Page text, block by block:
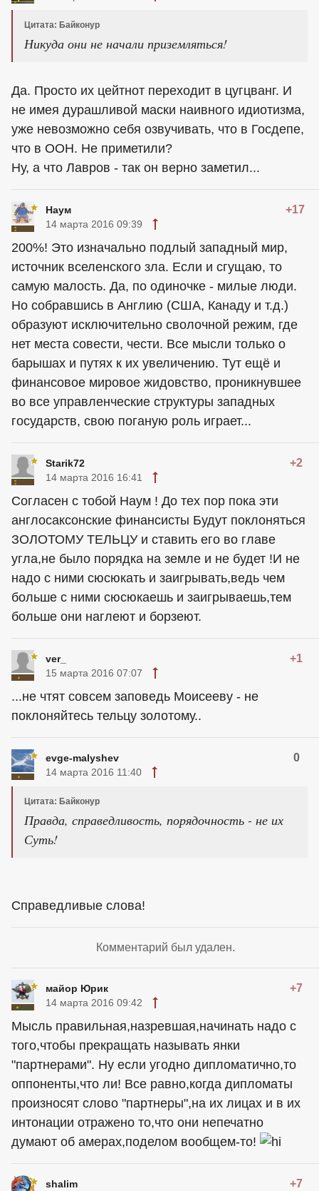
Цитата: Байконур
Никуда они не начали приземляться!
Да. Просто их цейтнот переходит в цугцванг. И
не имея дурашливой маски наивного идиотизма,
уже невозможно себя озвучивать, что в Госдепе,
что в ООН. Не приметили?
Ну, а что Лавров - так он верно заметил...
Наум +17
14 марта 2016 09:39
200%! Это изначально подлый западный мир,
источник вселенского зла. Если и сгущаю, то
самую малость. Да, по одиночке - милые люди.
Но собравшись в Англию (США, Канаду и т.д.)
образуют исключительно сволочной режим, где
нет места совести, чести. Все мысли только о
барышах и путях к их увеличению. Тут ещё и
финансовое мировое жидовство, проникнувшее
во все управленческие структуры западных
государств, свою поганую роль играет...
Starik72 +2
14 марта 2016 16:41
Согласен с тобой Наум ! До тех пор пока эти
англосаксонские финансисты Будут поклоняться
ЗОЛОТОМУ ТЕЛЬЦУ и ставить его во главе
угла,не было порядка на земле и не будет !И не
надо с ними сюсюкать и заигрывать,ведь чем
больше с ними сюсюкаешь и заигрываешь,тем
больше они наглеют и борзеют.
ver_ +1
15 марта 2016 07:07
...не чтят совсем заповедь Моисееву - не
поклоняйтесь тельцу золотому..
evge-malyshev 0
14 марта 2016 11:40
Цитата: Байконур
Правда, справедливость, порядочность - не их
Суть!
Справедливые слова!
Комментарий был удален.
майор Юрик +7
14 марта 2016 09:42
Мысль правильная,назревшая,начинать надо с
того,чтобы прекращать называть янки
"партнерами". Ну если угодно дипломатично,то
оппоненты,что ли! Все равно,когда дипломаты
произносят слово "партнеры",на их лицах и в их
интонации отражено то,что они непечатно
думают об амерах,поделом вообщем-то!
shalim +7